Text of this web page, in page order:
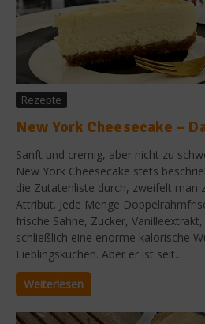
Rezepte
New York Cheesecake –
Sanft und cremig, aber nicht zu
New York Cheesecake stets
die Zutatenliste durch, zweifelt man
Attribut. Jede Menge
frische Sahne, Zucker,
schließlich eine enorme kalorische
Lieblingskuchen. Aber er ist seit...
Weiterlesen